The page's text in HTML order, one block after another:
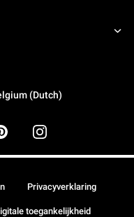
(Dutch)
Privacyverklaring
toegankelijkheid